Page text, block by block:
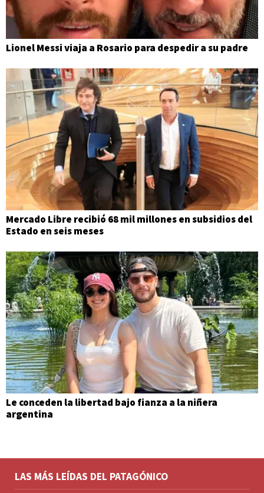
Lionel Messi viaja a Rosario para despedir a su padre
Mercado Libre recibió 68 mil millones en subsidios del
Estado en seis meses
Le conceden la libertad bajo fianza a la niñera
argentina
LAS MÁS LEÍDAS DEL PATAGÓNICO